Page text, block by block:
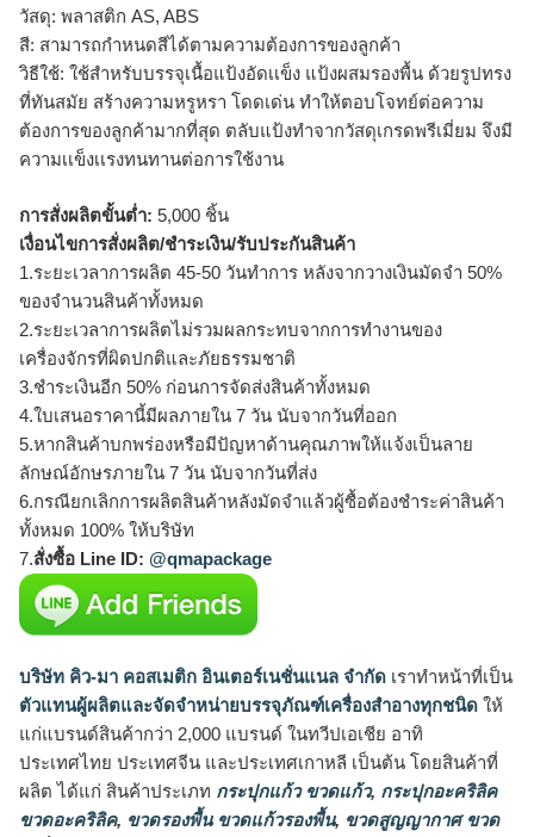
วัสดุ: พลาสติก AS, ABS
สี: สามารถกำหนดสีได้ตามความต้องการของลูกค้า
วิธีใช้: ใช้สำหรับบรรจุเนื้อแป้งอัดเเข็ง แป้งผสมรองพื้น ด้วยรูปทรง
ที่ทันสมัย สร้างความหรูหรา โดดเด่น ทำให้ตอบโจทย์ต่อความ
ต้องการของลูกค้ามากที่สุด ตลับแป้งทำจากวัสดุเกรดพรีเมี่ยม จึงมี
ความเเข็งเเรงทนทานต่อการใช้งาน
การสั่งผลิตขั้นต่ำ: 5,000 ชิ้น
เงื่อนไขการสั่งผลิต/ชำระเงิน/รับประกันสินค้า
1.ระยะเวลาการผลิต 45-50 วันทำการ หลังจากวางเงินมัดจำ 50%
ของจำนวนสินค้าทั้งหมด
2.ระยะเวลาการผลิตไม่รวมผลกระทบจากการทำงานของ
เครื่องจักรที่ผิดปกติและภัยธรรมชาติ
3.ชำระเงินอีก 50% ก่อนการจัดส่งสินค้าทั้งหมด
4.ใบเสนอราคานี้มีผลภายใน 7 วัน นับจากวันที่ออก
5.หากสินค้าบกพร่องหรือมีปัญหาด้านคุณภาพให้แจ้งเป็นลาย
ลักษณ์อักษรภายใน 7 วัน นับจากวันที่ส่ง
6.กรณียกเลิกการผลิตสินค้าหลังมัดจำแล้วผู้ซื้อต้องชำระค่าสินค้า
ทั้งหมด 100% ให้บริษัท
7.สั่งซื้อ Line ID: @qmapackage
บริษัท คิว-มา คอสเมติก อินเตอร์เนชั่นแนล จำกัด เราทำหน้าที่เป็น
ตัวแทนผู้ผลิตและจัดจำหน่ายบรรจุภัณฑ์เครื่องสำอางทุกชนิด ให้
แก่แบรนด์สินค้ากว่า 2,000 แบรนด์ ในทวีปเอเชีย อาทิ
ประเทศไทย ประเทศจีน และประเทศเกาหลี เป็นต้น โดยสินค้าที่
ผลิต ได้แก่ สินค้าประเภท กระปุกแก้ว ขวดแก้ว, กระปุกอะคริลิค
ขวดอะคริลิค, ขวดรองพื้น ขวดแก้วรองพื้น, ขวดสูญญากาศ ขวด